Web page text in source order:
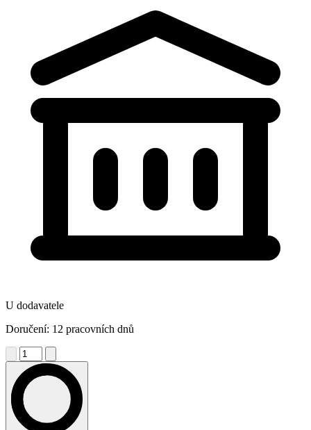
U dodavatele
Doručení: 12 pracovních dnů